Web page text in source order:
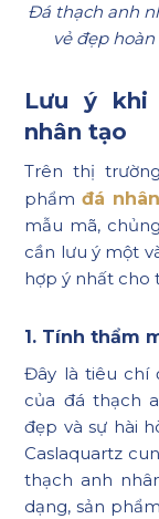
Đá thạch anh
vẻ đẹp
Lưu ý khi
nhân tạo
Trên thị
phẩmđá
mẫu mã,
cần lưu ý một
hợp ý nhất cho
1. Tính thẩm
Đây là tiêu chí
của đá thạch
đẹp và sự hài
Caslaquartz
thạch anh
dạng, sản